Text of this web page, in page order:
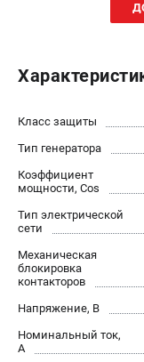
Сварочные
проспект
Класс защиты
Тип генератора
Коэффициент
мощности, Cos
Тип электрической
сети
Механическая
блокировка
контакторов
Напряжение, В
Номинальный ток,
А